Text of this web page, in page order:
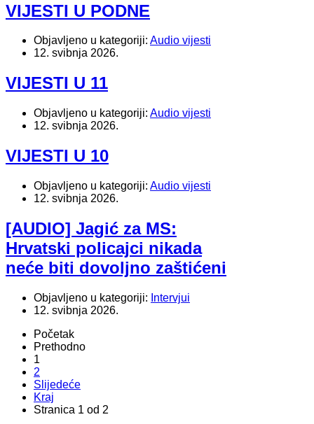
VIJESTI U PODNE
Objavljeno u kategoriji: Audio vijesti
12. svibnja 2026.
VIJESTI U 11
Objavljeno u kategoriji: Audio vijesti
12. svibnja 2026.
VIJESTI U 10
Objavljeno u kategoriji: Audio vijesti
12. svibnja 2026.
[AUDIO] Jagić za MS:
Hrvatski policajci nikada
neće biti dovoljno zaštićeni
Objavljeno u kategoriji: Intervjui
12. svibnja 2026.
Početak
Prethodno
1
2
Slijedeće
Kraj
Stranica 1 od 2